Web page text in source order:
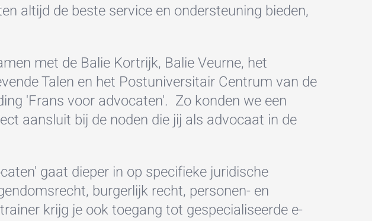
altijd de beste service en ondersteuning bieden,
met de Balie Kortrijk, Balie Veurne, het
Talen en het Postuniversitair Centrum van de
'Frans voor advocaten'. Zo konden we een
aansluit bij de noden die jij als advocaat in de
gaat dieper in op specifieke juridische
burgerlijk recht, personen- en
krijg je ook toegang tot gespecialiseerde e-